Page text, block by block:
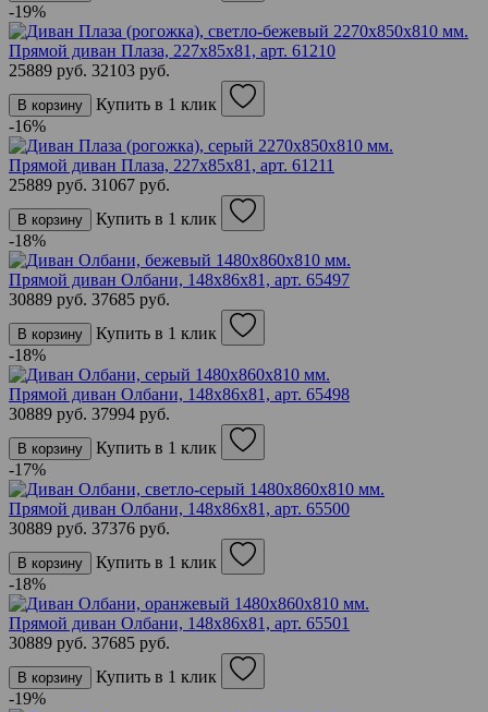
-19%
Прямой диван Плаза, 227х85х81, арт. 61210
25889 руб. 32103 руб.
В корзину
Купить в 1 клик
-16%
Прямой диван Плаза, 227х85х81, арт. 61211
25889 руб. 31067 руб.
В корзину
Купить в 1 клик
-18%
Прямой диван Олбани, 148х86х81, арт. 65497
30889 руб. 37685 руб.
В корзину
Купить в 1 клик
-18%
Прямой диван Олбани, 148х86х81, арт. 65498
30889 руб. 37994 руб.
В корзину
Купить в 1 клик
-17%
Прямой диван Олбани, 148х86х81, арт. 65500
30889 руб. 37376 руб.
В корзину
Купить в 1 клик
-18%
Прямой диван Олбани, 148х86х81, арт. 65501
30889 руб. 37685 руб.
В корзину
Купить в 1 клик
-19%